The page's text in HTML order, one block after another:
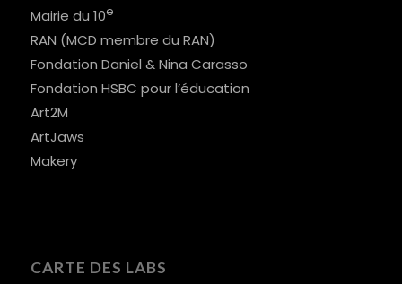
Mairie du 10e
RAN (MCD membre du RAN)
Fondation Daniel & Nina Carasso
Fondation HSBC pour l’éducation
Art2M
ArtJaws
Makery
CARTE DES LABS